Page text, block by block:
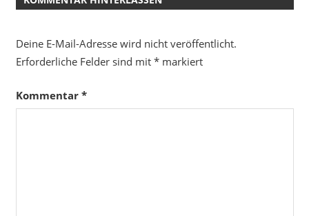
Deine E-Mail-Adresse wird nicht veröffentlicht.
Erforderliche Felder sind mit *markiert
Kommentar *